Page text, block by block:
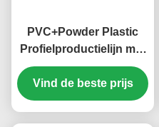
PVC+Powder Plastic
Profielproductielijn met
Tweelingschroefextruder,
Houten Plastic
Samengestelde
Vind de beste prijs